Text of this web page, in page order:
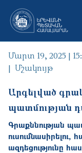
Մարտ 19, 2025 |
Մշակույթ
Արգելված
պատմության
Գրաքննության
ազդեցությունը